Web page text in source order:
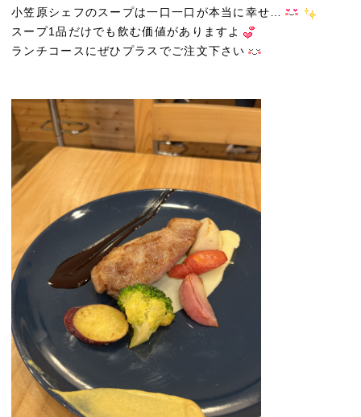
小笠原シェフのスープは一口一口が本当に幸せ…
スープ1品だけでも飲む価値がありますよ
ランチコースにぜひプラスでご注文下さい